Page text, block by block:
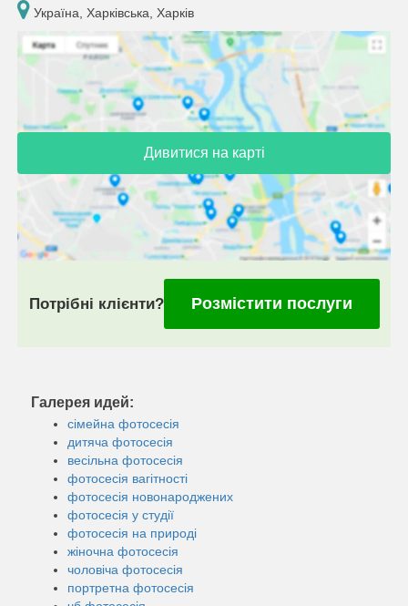
Україна, Харківська, Харків
Дивитися на карті
Потрібні клієнти? Розмістити послуги
Галерея идей:
сімейна фотосесія
дитяча фотосесія
весільна фотосесія
фотосесія вагітності
фотосесія новонароджених
фотосесія у студії
фотосесія на природі
жіночна фотосесія
чоловіча фотосесія
портретна фотосесія